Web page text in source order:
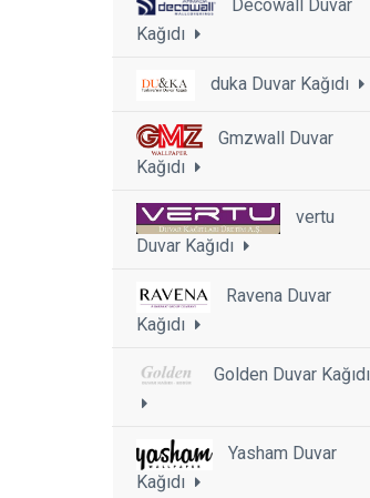
Decowall Duvar
Kağıdı
duka Duvar Kağıdı
Gmzwall Duvar
Kağıdı
vertu
Duvar Kağıdı
Ravena Duvar
Kağıdı
Golden Duvar Kağıdı
Yasham Duvar
Kağıdı